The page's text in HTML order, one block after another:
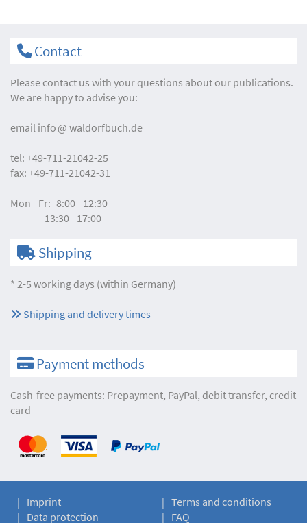
Contact
Please contact us with your questions about our publications.
We are happy to advise you:
email info waldorfbuch.de
tel: +49-711-21042-25
fax: +49-711-21042-31
Mon - Fr: 8:00 - 12:30
13:30 - 17:00
Shipping
* 2-5 working days (within Germany)
Shipping and delivery times
Payment methods
Cash-free payments: Prepayment, PayPal, debit transfer, credit
card
Imprint
Terms and conditions
Data protection
FAQ